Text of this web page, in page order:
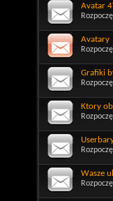
Avatar
Avatary
Grafiki
Ktory
Wasze